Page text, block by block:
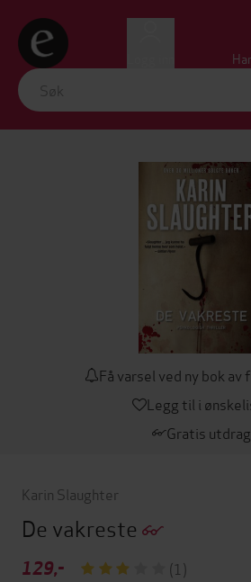
Få varsel ved ny bok
Legg til i
Gratis utdrag
Karin Slaughter
De vakreste
129,- (1)